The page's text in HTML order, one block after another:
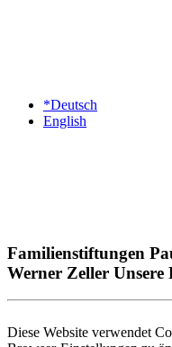
*Deutsch
English
Familienstiftungen
Werner Zeller Unsere
Diese Website verwendet